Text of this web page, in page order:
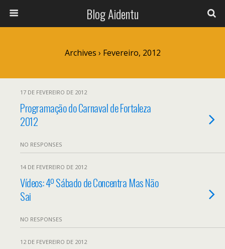
Blog Aidentu
Archives › Fevereiro, 2012
17 DE FEVEREIRO DE 2012
Programação do Carnaval de Fortaleza
2012
NO RESPONSES
14 DE FEVEREIRO DE 2012
Vídeos: 4º Sábado de Concentra Mas Não
Sai
NO RESPONSES
12 DE FEVEREIRO DE 2012